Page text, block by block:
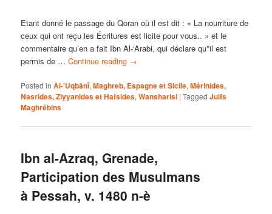
Etant donné le passage du Qoran où il est dit : « La nourriture de
ceux qui ont reçu les Écritures est licite pour vous.. » et le
commentaire qu’en a fait Ibn Al-‘Arabi, qui déclare qu*il est
permis de …Continue reading →
Posted in Al-'Uqbânî,Maghreb, Espagne et Sicile,Mérinides,
Nasrides, Ziyyanides et Hafsides,Wansharisi |Tagged Juifs
Maghrébins
Ibn al-Azraq, Grenade,
Participation des Musulmans
à Pessah, v. 1480 n-è